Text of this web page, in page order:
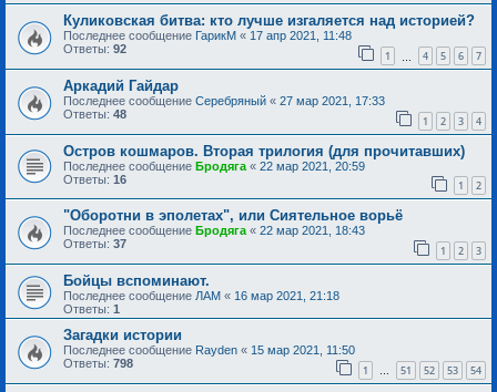
Куликовская битва: кто лучше изгаляется над историей?
Последнее сообщение ГарикМ « 17 апр 2021, 11:48
Ответы: 92 1 4 5 6 7
Аркадий Гайдар
Последнее сообщение Серебряный « 27 мар 2021, 17:33
Ответы: 48 1 2 3 4
Остров кошмаров. Вторая трилогия (для прочитавших)
Последнее сообщение Бродяга « 22 мар 2021, 20:59
Ответы: 16 1 2
"Оборотни в эполетах", или Сиятельное ворьё
Последнее сообщение Бродяга « 22 мар 2021, 18:43
Ответы: 37 1 2 3
Бойцы вспоминают.
Последнее сообщение ЛАМ « 16 мар 2021, 21:18
Ответы: 1
Загадки истории
Последнее сообщение Rayden « 15 мар 2021, 11:50
Ответы: 798 1 … 51 52 53 54